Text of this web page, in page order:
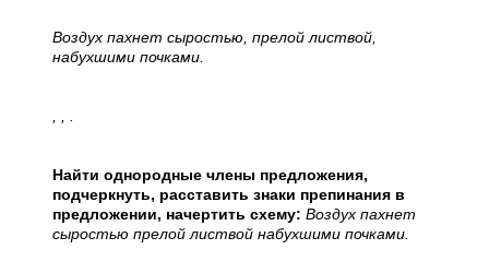
Воздух пахнет сыростью, прелой листвой,
набухшими почками.
Найти однородные члены предложения,
подчеркнуть, расставить знаки препинания в
предложении, начертить схему: Воздух пахнет
сыростью прелой листвой набухшими почками.